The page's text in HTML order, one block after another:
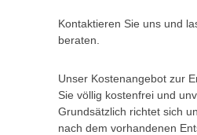
Kontaktieren Sie uns und
beraten.
Unser Kostenangebot zur
Sie völlig kostenfrei und
Grundsätzlich richtet sich
nach dem vorhandenen